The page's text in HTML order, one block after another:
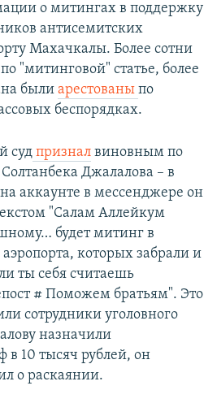
о митингах в поддержку
антисемитских
Махачкалы. Более сотни
"митинговой" статье, более
были арестованы по
беспорядках.
суд признал виновным по
Джалалова – в
аккаунте в мессенджере он
"Салам Аллейкум
будет митинг в
которых забрали и
ты себя считаешь
# Поможем братьям". Это
сотрудники уголовного
назначили
10 тысяч рублей, он
о раскаянии.